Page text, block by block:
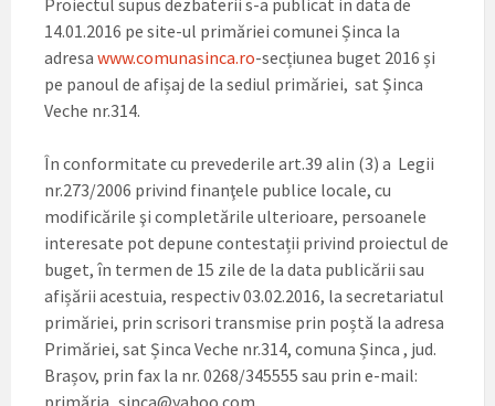
Proiectul supus dezbaterii s-a publicat in data de
14.01.2016 pe site-ul primăriei comunei Șinca la
adresa www.comunasinca.ro-secțiunea buget 2016 și
pe panoul de afișaj de la sediul primăriei, sat Șinca
Veche nr.314.
În conformitate cu prevederile art.39 alin (3) a Legii
nr.273/2006 privind finanţele publice locale, cu
modificările şi completările ulterioare, persoanele
interesate pot depune contestații privind proiectul de
buget, în termen de 15 zile de la data publicării sau
afișării acestuia, respectiv 03.02.2016, la secretariatul
primăriei, prin scrisori transmise prin poștă la adresa
Primăriei, sat Șinca Veche nr.314, comuna Șinca , jud.
Brașov, prin fax la nr. 0268/345555 sau prin e-mail:
primăria_sinca@yahoo.com.